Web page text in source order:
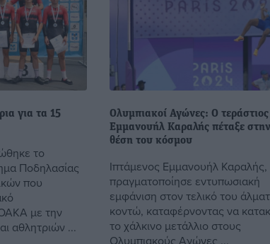
για τα 15
το
Ποδηλασίας
που
με την
αθλητριών ...
Ολυμπιακοί Αγώνες: Ο τεράστιος
Εμμανουήλ Καραλής πέταξε
θέση του κόσμου
Ιπτάμενος Εμμανουήλ Καραλής,
πραγματοποίησε εντυπωσιακή
εμφάνιση στον τελικό του
κοντώ, καταφέρνοντας να
το χάλκινο μετάλλιο στους
Ολυμπιακούς Αγώνες ...